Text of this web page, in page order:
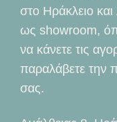
στο Ηράκλειο και
ως showroom,
να κάνετε τις
παραλάβετε την
σας.